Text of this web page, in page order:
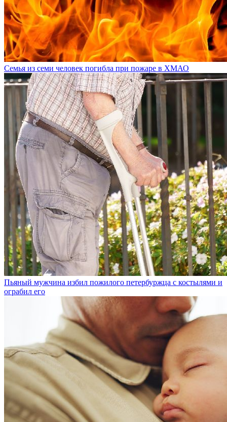
Семья из семи человек погибла при пожаре в ХМАО
Пьяный мужчина избил пожилого петербуржца с костылями и
ограбил его